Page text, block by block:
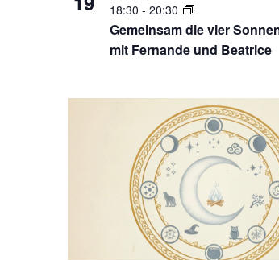
Gemeinsam die vier
mit Fernande und Beatrice
18:30 - 20:30